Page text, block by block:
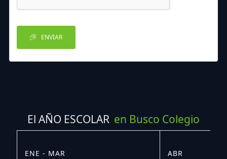
ENVIAR
El AÑO ESCOLAR en Busco Colegio
ENE - MAR ABR